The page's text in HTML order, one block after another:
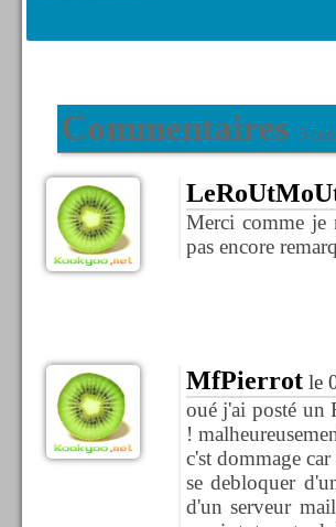
Commentaires 5
Merci comme je
pas encore
MfPierrotle
oué j'ai posté un
!
c'st dommage
se debloquer
d'un serveur